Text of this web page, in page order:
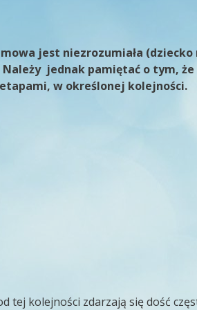
jest niezrozumiała
jednak pamiętać o tym,
w określonej kolejności.
tej kolejności zdarzają się dość